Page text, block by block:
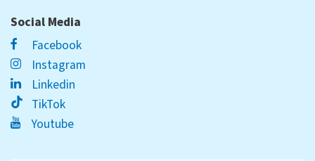
Social Media
Facebook
Instagram
Linkedin
TikTok
Youtube